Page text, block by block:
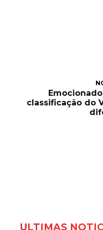
classificação do
ÚLTIMAS